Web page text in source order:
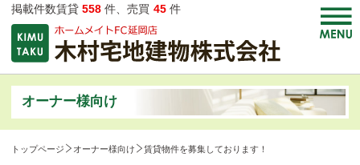
掲載件数賃貸 558 件、売買 45 件
オーナー様向け
トップページ オーナー様向け 賃貸物件を募集しております！